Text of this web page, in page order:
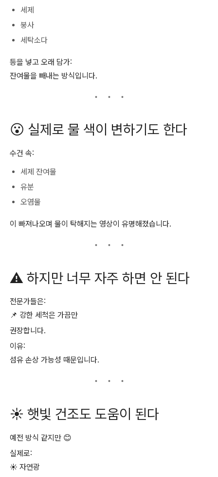
세제
붕사
세탁소다
등을 넣고 오래 담가:
잔여물을 빼내는 방식입니다.
😮 실제로 물 색이 변하기도 한다
수건 속:
세제 잔여물
유분
오염물
이 빠져나오며 물이 탁해지는 영상이 유명해졌습니다.
⚠️ 하지만 너무 자주 하면 안 된다
전문가들은:
📌 강한 세척은 가끔만
권장합니다.
이유:
섬유 손상 가능성 때문입니다.
☀️ 햇빛 건조도 도움이 된다
예전 방식 같지만 😊
실제로:
☀️ 자연광